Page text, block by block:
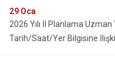
29 Oca
2026 Yılı İl Planlama Uzman
Tarih/Saat/Yer Bilgisine